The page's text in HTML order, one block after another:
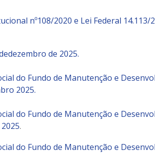
nº108/2020 e Lei Federal 14.113/
de 2025.
do Fundo de Manutenção e
2025.
do Fundo de Manutenção e
.
do Fundo de Manutenção e